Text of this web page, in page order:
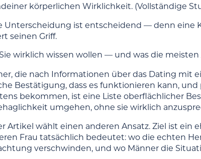
körperlichen Wirklichkeit. (Vollständige
Unterscheidung ist entscheidend — denn eine
seinen Griff.
wirklich wissen wollen — und was die
die nach Informationen über das Dating mit
Bestätigung, dass es funktionieren kann, und
bekommen, ist eine Liste oberflächlicher
umgehen, ohne sie wirklich
Artikel wählt einen anderen Ansatz. Ziel ist ein
Frau tatsächlich bedeutet: wo die echten
verschwinden, und wo Männer die